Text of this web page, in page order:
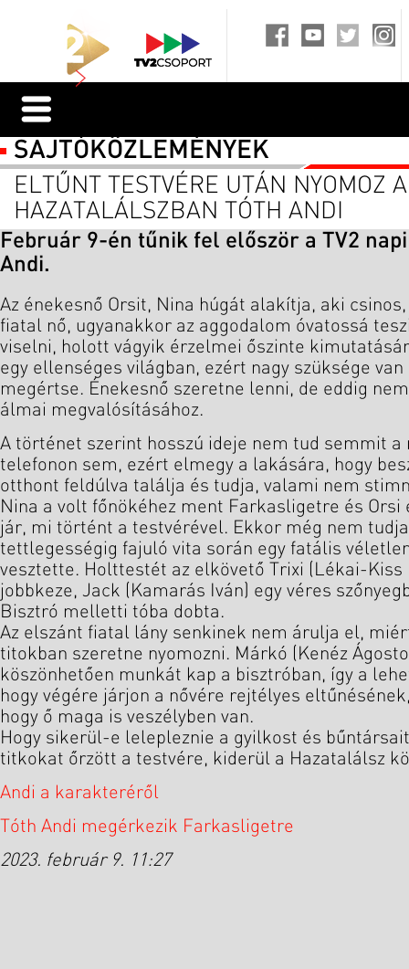
SAJTÓKÖZLEMÉNYEK
ELTŰNT TESTVÉRE UTÁN NYOMOZ A
HAZATALÁLSZBAN TÓTH ANDI
Február 9-én tűnik fel először a TV2
Andi.
Az énekesnő Orsit, Nina húgát alakítja, aki
fiatal nő, ugyanakkor az aggodalom óvatossá
viselni, holott vágyik érzelmei őszinte
egy ellenséges világban, ezért nagy szüksége
megértse. Énekesnő szeretne lenni, de eddig
álmai megvalósításához.
A történet szerint hosszú ideje nem tud semmit
telefonon sem, ezért elmegy a lakására, hogy
otthont feldúlva találja és tudja, valami nem
Nina a volt főnökéhez ment Farkasligetre és Orsi
jár, mi történt a testvérével. Ekkor még nem
tettlegességig fajuló vita során egy fatális
vesztette. Holttestét az elkövető Trixi (Lékai-Kiss
jobbkeze, Jack (Kamarás Iván) egy véres
Bisztró melletti tóba dobta.
Az elszánt fiatal lány senkinek nem árulja el,
titokban szeretne nyomozni. Márkó (Kenéz
köszönhetően munkát kap a bisztróban, így a
hogy végére járjon a nővére rejtélyes
hogy ő maga is veszélyben van.
Hogy sikerül-e lelepleznie a gyilkost és
titkokat őrzött a testvére, kiderül a Hazatalálsz
Andi a karakteréről
Tóth Andi megérkezik Farkasligetre
2023. február 9. 11:27